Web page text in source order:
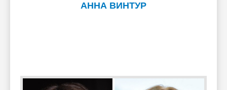
АННА ВИНТУР